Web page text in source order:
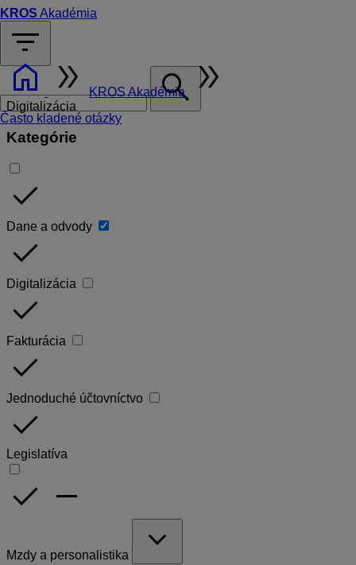
KROS Akadémia
filter_list
search
Často kladené otázky
homedouble_arrow KROS Akadémia double_arrow
Digitalizácia
Kategórie
done
Dane a odvody
done
Digitalizácia
done
Fakturácia
done
Jednoduché účtovníctvo
done
Legislatíva
done remove
Mzdy a personalistika
expand_more